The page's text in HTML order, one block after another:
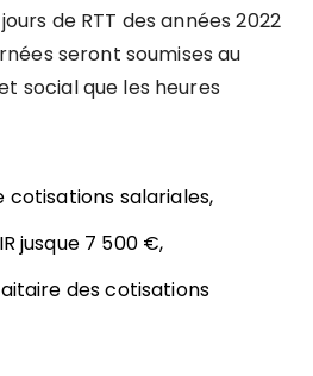
de RTT des années 2022
seront soumises au
social que les heures
cotisations salariales,
jusque 7 500 €,
des cotisations